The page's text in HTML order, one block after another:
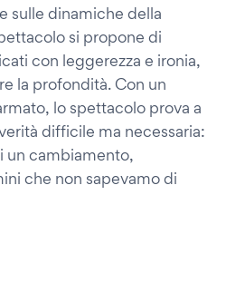
sulle dinamiche della
si propone di
con leggerezza e ironia,
la profondità. Con un
lo spettacolo prova a
difficile ma necessaria:
un cambiamento,
che non sapevamo di